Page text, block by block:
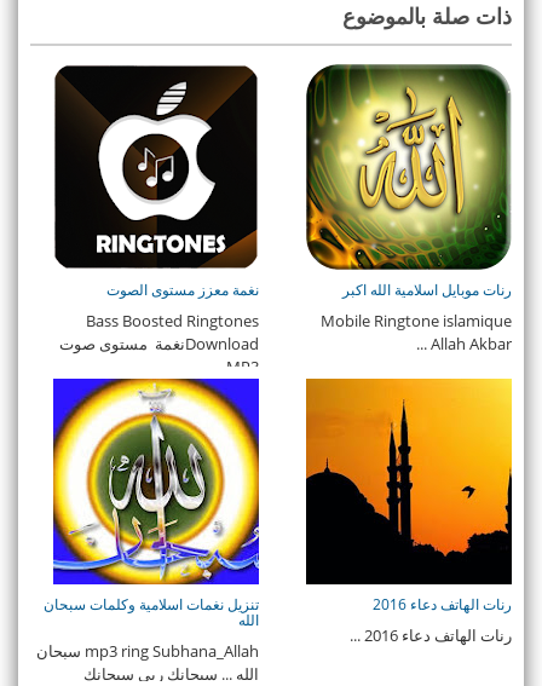
ذات صلة بالموضوع
رنات موبايل اسلامية الله اكبر
Mobile Ringtone islamique
Allah Akbar ...
نغمة معزز مستوى الصوت
Bass Boosted Ringtones
Downloadنغمة مستوى صوت
MP3 ...
رنات الهاتف دعاء 2016
رنات الهاتف دعاء 2016 ...
تنزيل نغمات اسلامية وكلمات سبحان
الله
mp3 ring Subhana_Allah سبحان
الله ... سبحانك ربي سبحانك